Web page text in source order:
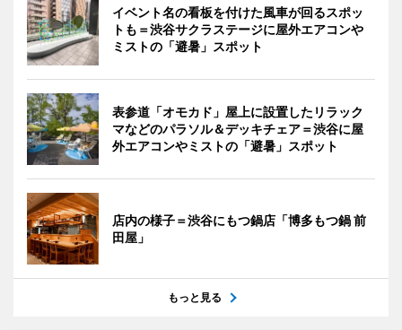
イベント名の看板を付けた風車が回るスポッ
トも＝渋谷サクラステージに屋外エアコンや
ミストの「避暑」スポット
表参道「オモカド」屋上に設置したリラック
マなどのパラソル＆デッキチェア＝渋谷に屋
外エアコンやミストの「避暑」スポット
店内の様子＝渋谷にもつ鍋店「博多もつ鍋 前
田屋」
もっと見る